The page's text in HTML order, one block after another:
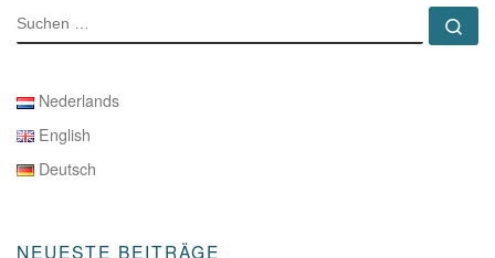
SUCHE
Nederlands
English
Deutsch
NEUESTE BEITRÄGE